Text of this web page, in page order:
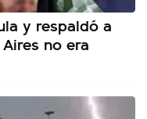
y respaldó a
no era